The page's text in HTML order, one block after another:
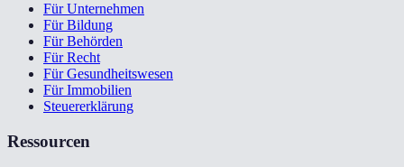
Für Unternehmen
Für Bildung
Für Behörden
Für Recht
Für Gesundheitswesen
Für Immobilien
Steuererklärung
Ressourcen